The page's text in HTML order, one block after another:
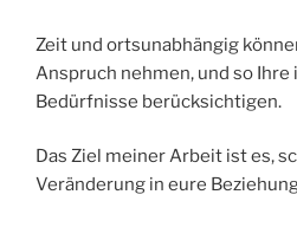
Zeit und ortsunabhängig
Anspruch nehmen, und so
Bedürfnisse berücksichtigen.
Das Ziel meiner Arbeit ist es,
Veränderung in eure